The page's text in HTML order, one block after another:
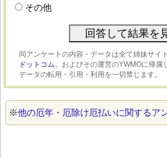
その他
同アンケートの内容・データは全て姉妹サイ
ドットコム、 およびその運営のYWMOに帰属
データの転用・引用・利用を一切禁じます。
※他の厄年・厄除け厄払いに関するア